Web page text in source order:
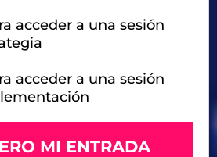
acceder a una sesión
acceder a una sesión
MI ENTRADA